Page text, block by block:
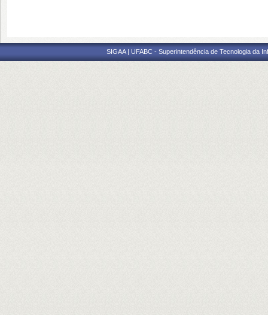
SIGAA | UFABC - Superintendência de Tecnologia da